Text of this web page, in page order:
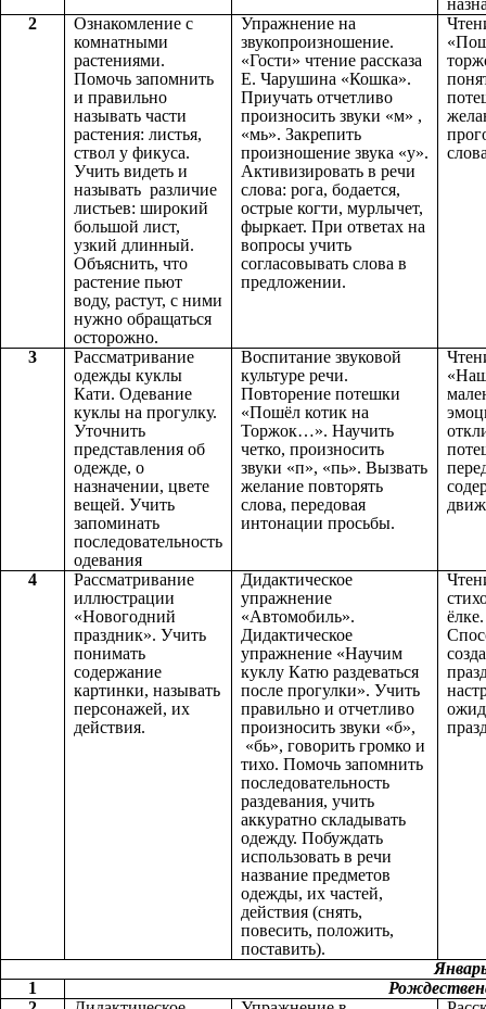
2
Ознакомление с
комнатными
растениями.
Помочь запомнить
и правильно
называть части
растения: листья,
ствол у фикуса.
Учить видеть и
называть различие
листьев: широкий
большой лист,
узкий длинный.
Объяснить, что
растение пьют
воду, растут, с ними
нужно обращаться
осторожно.
Упражнение на
звукопроизношение.
«Гости» чтение рассказа
Е. Чарушина «Кошка».
Приучать отчетливо
произносить звуки «м» ,
«мь». Закрепить
произношение звука «у».
Активизировать в речи
слова: рога, бодается,
острые когти, мурлычет,
фыркает. При ответах на
вопросы учить
согласовывать слова в
предложении.
3
Рассматривание
одежды куклы
Кати. Одевание
куклы на прогулку.
Уточнить
представления об
одежде, о
назначении, цвете
вещей. Учить
запоминать
последовательность
одевания
Воспитание звуковой
культуре речи.
Повторение потешки
«Пошёл котик на
Торжок…». Научить
четко, произносить
звуки «п», «пь». Вызвать
желание повторять
слова, передовая
интонации просьбы.
4
Рассматривание
иллюстрации
«Новогодний
праздник». Учить
понимать
содержание
картинки, называть
персонажей, их
действия.
Дидактическое
упражнение
«Автомобиль».
Дидактическое
упражнение «Научим
куклу Катю раздеваться
после прогулки». Учить
правильно и отчетливо
произносить звуки «б»,
«бь», говорить громко и
тихо. Помочь запомнить
последовательность
раздевания, учить
аккуратно складывать
одежду. Побуждать
использовать в речи
название предметов
одежды, их частей,
действия (снять,
повесить, положить,
поставить).
ёлке.
1